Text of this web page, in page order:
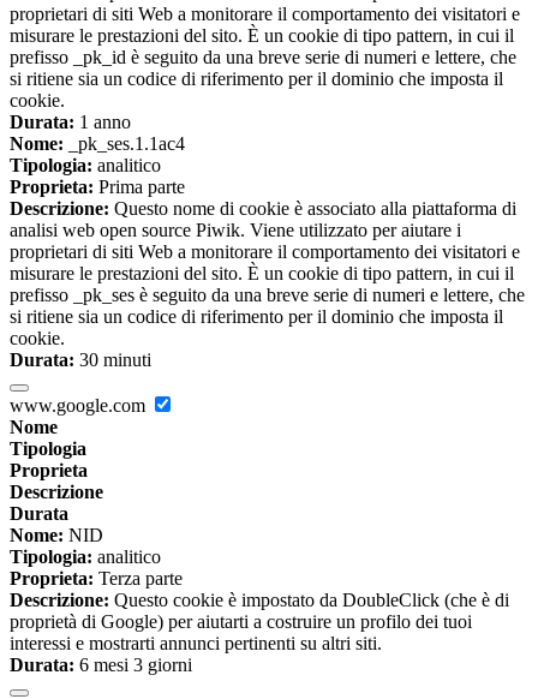
proprietari di siti Web a monitorare il comportamento dei visitatori e
misurare le prestazioni del sito. È un cookie di tipo pattern, in cui il
prefisso _pk_id è seguito da una breve serie di numeri e lettere, che
si ritiene sia un codice di riferimento per il dominio che imposta il
cookie.
Durata: 1 anno
Nome: _pk_ses.1.1ac4
Tipologia: analitico
Proprieta: Prima parte
Descrizione: Questo nome di cookie è associato alla piattaforma di
analisi web open source Piwik. Viene utilizzato per aiutare i
proprietari di siti Web a monitorare il comportamento dei visitatori e
misurare le prestazioni del sito. È un cookie di tipo pattern, in cui il
prefisso _pk_ses è seguito da una breve serie di numeri e lettere, che
si ritiene sia un codice di riferimento per il dominio che imposta il
cookie.
Durata: 30 minuti
www.google.com
Nome
Tipologia
Proprieta
Descrizione
Durata
Nome: NID
Tipologia: analitico
Proprieta: Terza parte
Descrizione: Questo cookie è impostato da DoubleClick (che è di
proprietà di Google) per aiutarti a costruire un profilo dei tuoi
interessi e mostrarti annunci pertinenti su altri siti.
Durata: 6 mesi 3 giorni